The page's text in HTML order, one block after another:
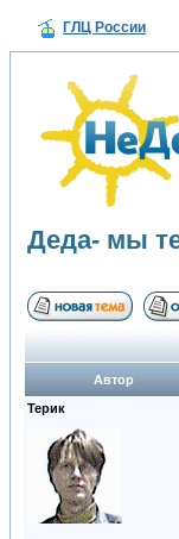
ГЛЦ России
Деда- мы
Автор
Терик